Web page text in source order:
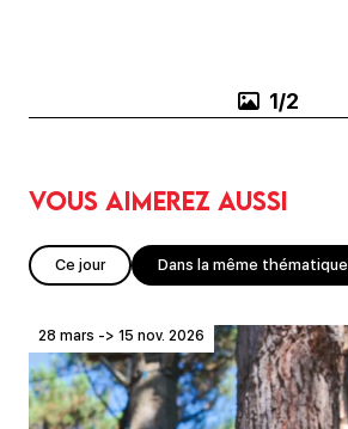
1/2
Vous aimerez aussi
Ce jour Dans la même thématique
28 mars -> 15 nov. 2026